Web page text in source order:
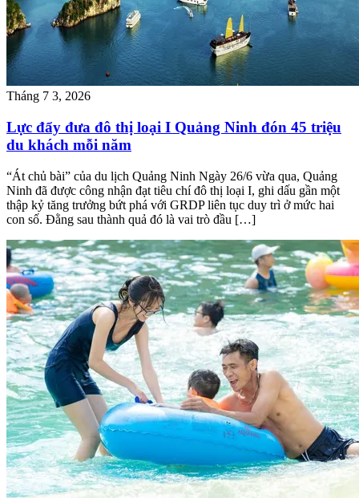
Tháng 7 3, 2026
Lực đẩy đưa đô thị loại I Quảng Ninh đón 45 triệu
du khách mỗi năm
“Át chủ bài” của du lịch Quảng Ninh Ngày 26/6 vừa qua, Quảng
Ninh đã được công nhận đạt tiêu chí đô thị loại I, ghi dấu gần một
thập kỷ tăng trưởng bứt phá với GRDP liên tục duy trì ở mức hai
con số. Đằng sau thành quả đó là vai trò đầu […]